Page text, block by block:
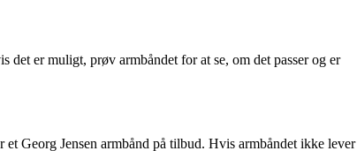
det er muligt, prøv armbåndet for at se, om det passer og er
Georg Jensen armbånd på tilbud. Hvis armbåndet ikke lever